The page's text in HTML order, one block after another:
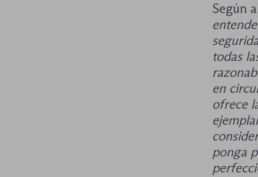
Según
todas
en
ofrece
ponga